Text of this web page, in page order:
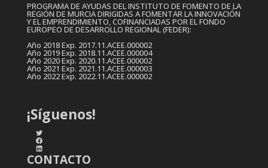
PROGRAMA DE AYUDAS DEL INSTITUTO DE FOMENTO DE LA
REGIÓN DE MURCIA DIRIGIDAS A FOMENTAR LA INNOVACIÓN
Y EL EMPRENDIMIENTO, COFINANCIADAS POR EL FONDO
EUROPEO DE DESARROLLO REGIONAL (FEDER):
Año 2018 Exp. 2017.11.ACEE.000002
Año 2019 Exp. 2018.11.ACEE.000004
Año 2020 Exp. 2020.11.ACEE.000002
Año 2021 Exp. 2021.11.ACEE.000003
Año 2022 Exp. 2022.11.ACEE.000002
¡Síguenos!
Twitter
Facebook
LinkedIn
CONTACTO